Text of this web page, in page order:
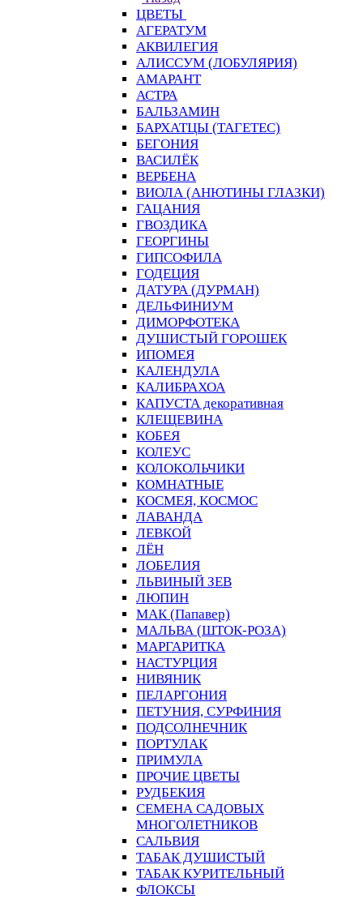
ЦВЕТЫ
АГЕРАТУМ
АКВИЛЕГИЯ
АЛИССУМ (ЛОБУЛЯРИЯ)
АМАРАНТ
АСТРА
БАЛЬЗАМИН
БАРХАТЦЫ (ТАГЕТЕС)
БЕГОНИЯ
ВАСИЛЁК
ВЕРБЕНА
ВИОЛА (АНЮТИНЫ ГЛАЗКИ)
ГАЦАНИЯ
ГВОЗДИКА
ГЕОРГИНЫ
ГИПСОФИЛА
ГОДЕЦИЯ
ДАТУРА (ДУРМАН)
ДЕЛЬФИНИУМ
ДИМОРФОТЕКА
ДУШИСТЫЙ ГОРОШЕК
ИПОМЕЯ
КАЛЕНДУЛА
КАЛИБРАХОА
КАПУСТА декоративная
КЛЕЩЕВИНА
КОБЕЯ
КОЛЕУС
КОЛОКОЛЬЧИКИ
КОМНАТНЫЕ
КОСМЕЯ, КОСМОС
ЛАВАНДА
ЛЕВКОЙ
ЛЁН
ЛОБЕЛИЯ
ЛЬВИНЫЙ ЗЕВ
ЛЮПИН
МАК (Папавер)
МАЛЬВА (ШТОК-РОЗА)
МАРГАРИТКА
НАСТУРЦИЯ
НИВЯНИК
ПЕЛАРГОНИЯ
ПЕТУНИЯ, СУРФИНИЯ
ПОДСОЛНЕЧНИК
ПОРТУЛАК
ПРИМУЛА
ПРОЧИЕ ЦВЕТЫ
РУДБЕКИЯ
СЕМЕНА САДОВЫХ
МНОГОЛЕТНИКОВ
САЛЬВИЯ
ТАБАК ДУШИСТЫЙ
ТАБАК КУРИТЕЛЬНЫЙ
ФЛОКСЫ